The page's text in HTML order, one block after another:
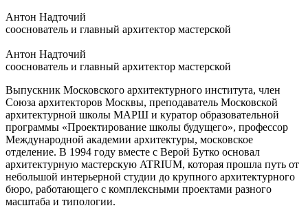
Антон Надточий
сооснователь и главный архитектор мастерской
Антон Надточий
сооснователь и главный архитектор мастерской
Выпускник Московского архитектурного института, член
Союза архитекторов Москвы, преподаватель Московской
архитектурной школы МАРШ и куратор образовательной
программы «Проектирование школы будущего», профессор
Международной академии архитектуры, московское
отделение. В 1994 году вместе с Верой Бутко основал
архитектурную мастерскую ATRIUM, которая прошла путь от
небольшой интерьерной студии до крупного архитектурного
бюро, работающего с комплексными проектами разного
масштаба и типологии.